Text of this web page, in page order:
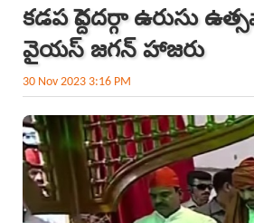
క‌డ‌ప పెద్ద‌దర్గా ఉరుసు
వైయ‌స్ జ‌గ‌న్ హాజ‌రు
30 Nov 2023 3:16 PM